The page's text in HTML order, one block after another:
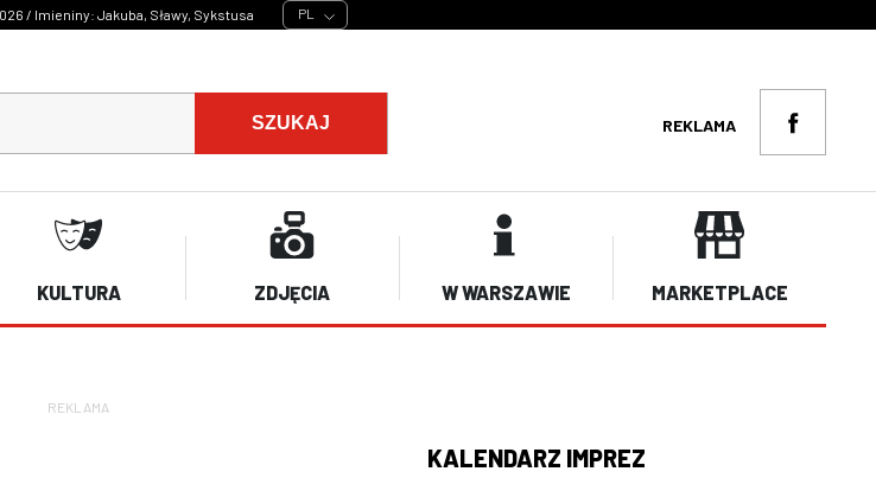
/ Imieniny: Jakuba, Sławy, Sykstusa PL
SZUKAJ REKLAMA
KULTURA ZDJĘCIA W WARSZAWIE MARKETPLACE
REKLAMA
KALENDARZ IMPREZ